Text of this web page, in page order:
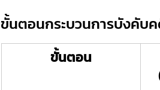
ขั้นตอนกระบวนการบังคับ
ขั้นตอน